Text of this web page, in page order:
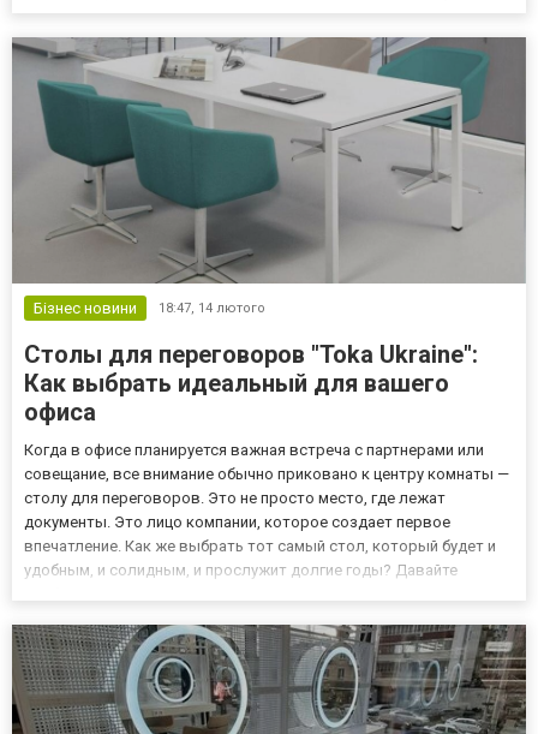
Бізнес новини 18:47, 14 лютого
Столы для переговоров "Toka Ukraine":
Как выбрать идеальный для вашего
офиса
Когда в офисе планируется важная встреча с партнерами или
совещание, все внимание обычно приковано к центру комнаты —
столу для переговоров. Это не просто место, где лежат
документы. Это лицо компании, которое создает первое
впечатление. Как же выбрать тот самый стол, который будет и
удобным, и солидным, и прослужит долгие годы? Давайте
Ошибиться ле...